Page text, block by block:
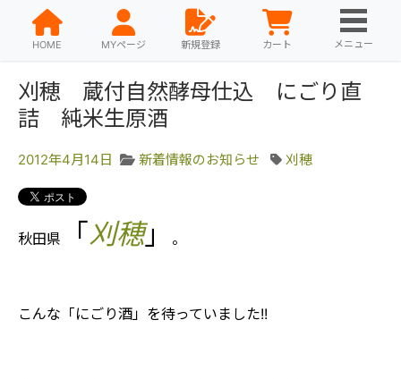
HOME MYページ 新規登録 カート メニュー
刈穂 蔵付自然酵母仕込 にごり直
詰 純米生原酒
2012年4月14日 新着情報のお知らせ 刈穂
秋田県 「刈穂」 。
こんな「にごり酒」を待っていました!!